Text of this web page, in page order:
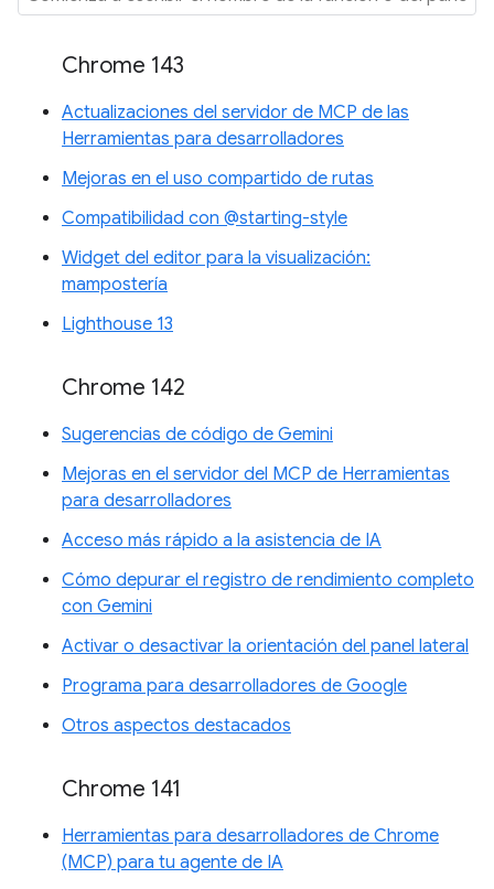
Chrome 143
Actualizaciones del servidor de MCP de las
Herramientas para desarrolladores
Mejoras en el uso compartido de rutas
Compatibilidad con @starting-style
Widget del editor para la visualización:
mampostería
Lighthouse 13
Chrome 142
Sugerencias de código de Gemini
Mejoras en el servidor del MCP de Herramientas
para desarrolladores
Acceso más rápido a la asistencia de IA
Cómo depurar el registro de rendimiento completo
con Gemini
Activar o desactivar la orientación del panel lateral
Programa para desarrolladores de Google
Otros aspectos destacados
Chrome 141
Herramientas para desarrolladores de Chrome
(MCP) para tu agente de IA